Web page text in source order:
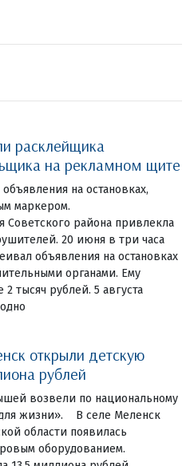
расклейщика
на рекламном щите
на остановках,
маркером.
Советского района привлекла
20 июня в три часа
объявления на остановках
органами. Ему
тысяч рублей. 5 августа
открыли детскую
рублей
возвели по национальному
жизни». В селе Меленск
области появилась
оборудованием.